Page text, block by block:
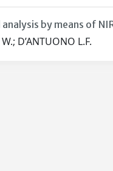
by means of
D’ANTUONO L.F.